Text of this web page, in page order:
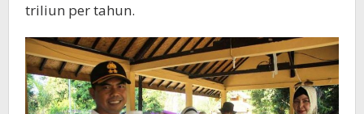
triliun per tahun.